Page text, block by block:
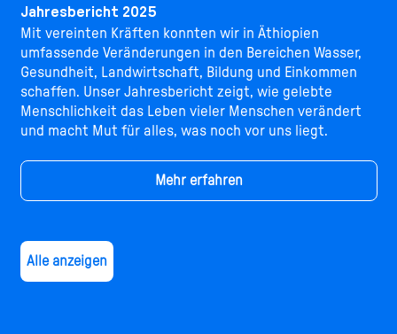
Jahresbericht 2025
Mit vereinten Kräften konnten wir in Äthiopien
umfassende Veränderungen in den Bereichen Wasser,
Gesundheit, Landwirtschaft, Bildung und Einkommen
schaffen. Unser Jahresbericht zeigt, wie gelebte
Menschlichkeit das Leben vieler Menschen verändert
und macht Mut für alles, was noch vor uns liegt.
Mehr erfahren
Alle anzeigen